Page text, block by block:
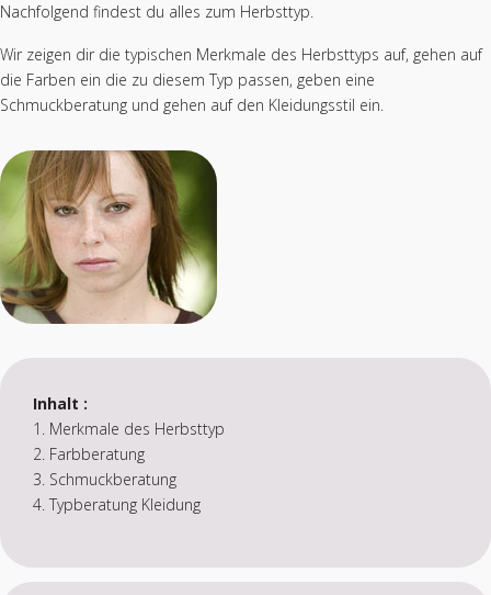
Nachfolgend findest du alles zum Herbsttyp.
Wir zeigen dir die typischen Merkmale des Herbsttyps auf, gehen auf
die Farben ein die zu diesem Typ passen, geben eine
Schmuckberatung und gehen auf den Kleidungsstil ein.
Inhalt :
1. Merkmale des Herbsttyp
2. Farbberatung
3. Schmuckberatung
4. Typberatung Kleidung